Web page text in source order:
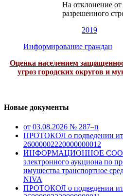
На отклонение
разрешенного
2019
Информирование граждан
Оценка населением
угроз городских округов и
Новые документы
от 03.08.2026 № 287–п
ПРОТОКОЛ о подведении
26000002220000000012
ИНФОРМАЦИОННОЕ
электронного аукциона по
имущества транспортное
NIVA
ПРОТОКОЛ о подведении